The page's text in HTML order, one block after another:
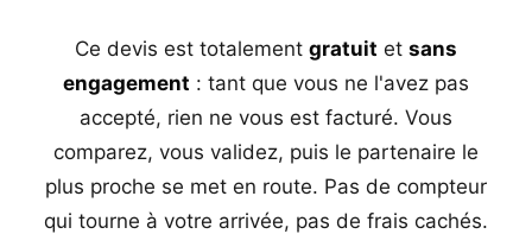
Ce devis est totalement gratuit et sans
engagement : tant que vous ne l'avez pas
accepté, rien ne vous est facturé. Vous
comparez, vous validez, puis le partenaire le
plus proche se met en route. Pas de compteur
qui tourne à votre arrivée, pas de frais cachés.